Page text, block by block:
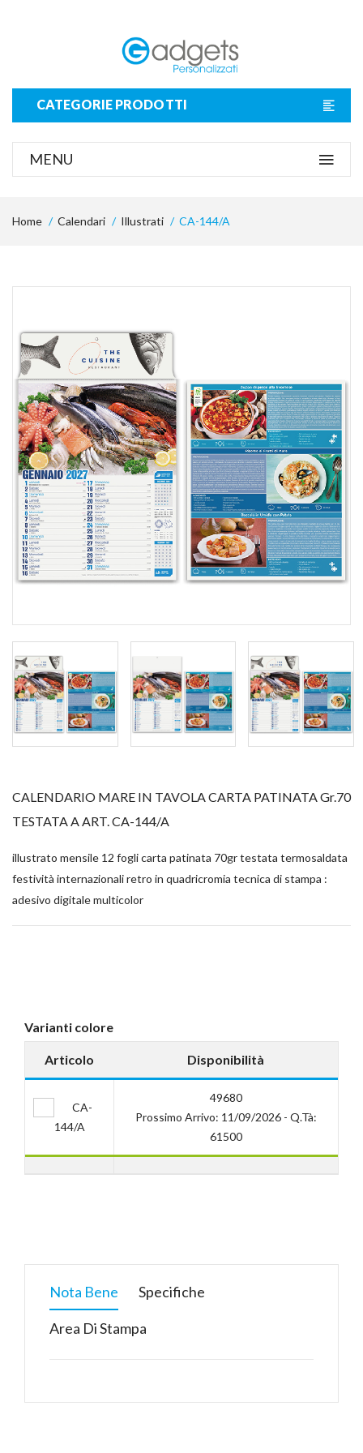
CATEGORIE PRODOTTI
MENU
Home Calendari Illustrati CA-144/A
CALENDARIO MARE IN TAVOLA CARTA PATINATA Gr.70
TESTATA A ART. CA-144/A
illustrato mensile 12 fogli carta patinata 70gr testata termosaldata
festività internazionali retro in quadricromia tecnica di stampa :
adesivo digitale multicolor
Varianti colore
Articolo Disponibilità
CA-
144/A
49680
Prossimo Arrivo: 11/09/2026 - Q.tà:
61500
Nota Bene Specifiche
Area Di Stampa